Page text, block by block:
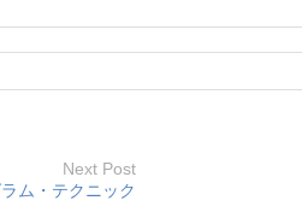
Next Post
ム・テクニック